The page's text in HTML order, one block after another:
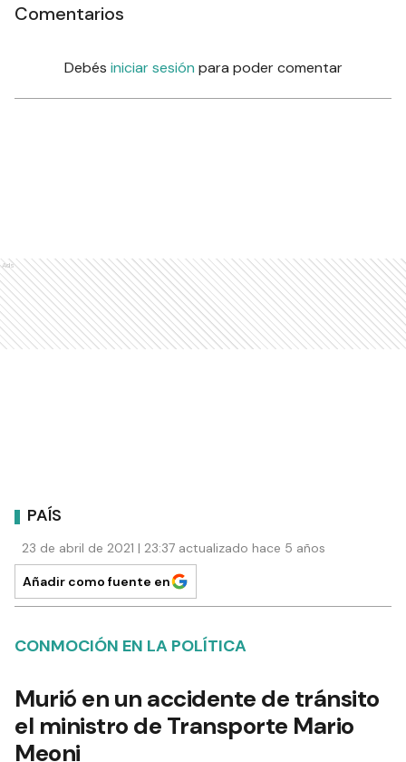
Comentarios
Debés iniciar sesión para poder comentar
Ads
PAÍS
23 de abril de 2021 | 23:37 actualizado hace 5 años
Añadir como fuente en
CONMOCIÓN EN LA POLÍTICA
Murió en un accidente de tránsito
el ministro de Transporte Mario
Meoni